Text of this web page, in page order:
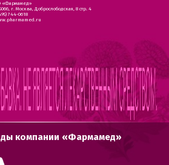
«Фармамед»
г. Москва, Доброслободская, 8 стр. 4
744-0618
компании «Фармамед»